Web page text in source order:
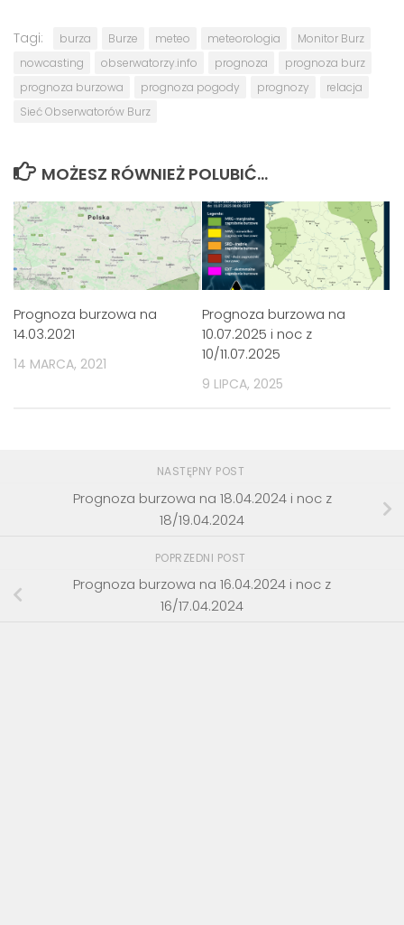
Tagi: burza Burze meteo meteorologia
Monitor Burz
nowcasting
obserwatorzy.info prognoza
prognoza burz
prognoza burzowa
prognoza pogody prognozy
relacja
Sieć Obserwatorów Burz
MOŻESZ RÓWNIEŻ POLUBIĆ…
Prognoza burzowa na
14.03.2021
14 MARCA, 2021
Prognoza burzowa na
10.07.2025 i noc z
10/11.07.2025
9 LIPCA, 2025
NASTĘPNY POST
Prognoza burzowa na 18.04.2024 i noc z
18/19.04.2024
POPRZEDNI POST
Prognoza burzowa na 16.04.2024 i noc z
16/17.04.2024